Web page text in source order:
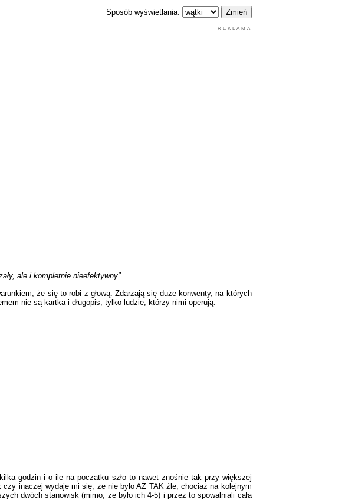
Sposób wyświetlania:
REKLAMA
ale i kompletnie nieefektywny"
że się to robi z głową. Zdarzają się duże konwenty, na których
nie są kartka i długopis, tylko ludzie, którzy nimi operują.
godzin i o ile na poczatku szło to nawet znośnie tak przy większej
inaczej wydaje mi się, ze nie było AŻ TAK źle, chociaż na kolejnym
dwóch stanowisk (mimo, ze było ich 4-5) i przez to spowalniali całą